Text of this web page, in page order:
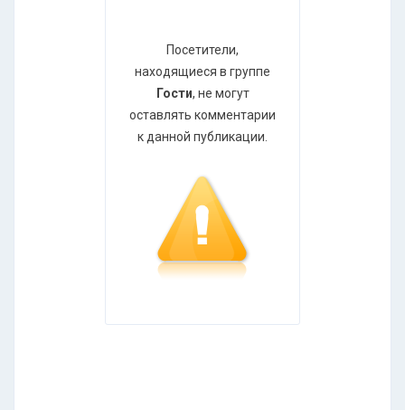
Посетители,
находящиеся в группе
Гости, не могут
оставлять комментарии
к данной публикации.